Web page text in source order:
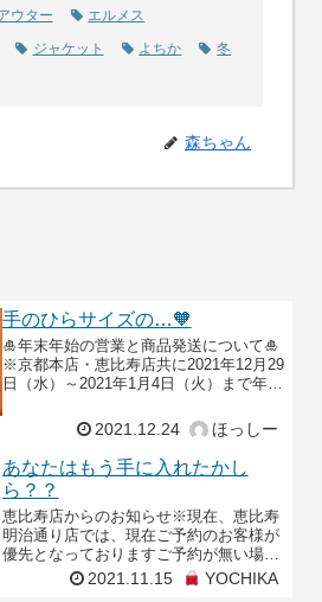
ウター
エルメス
ジャケット よちか
冬
森ちゃん
手のひらサイズの…🧡
🎍年末年始の営業と商品発送について🎍
※京都本店・恵比寿店共に2021年12月29
日（水）～2021年1月4日（火）まで年末
比寿明治通り店をご利用のお客様へ緊急
2021.12.24 ほっしー
あなたはもう手に入れたかし
ら？？
恵比寿店からのお知らせ※現在、恵比寿
明治通り店では、現在ご予約のお客様が
優先となっておりますご予約が無い場合
はお時間を少しずらしてご来店をお願い
する場合がございます。予めご了承くだ
2021.11.15 YOCHIKA